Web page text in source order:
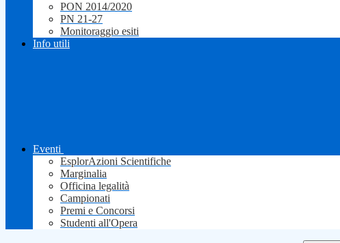
PON 2014/2020
PN 21-27
Monitoraggio esiti
Info utili
Eventi
EsplorAzioni Scientifiche
Marginalia
Officina legalità
Campionati
Premi e Concorsi
Studenti all'Opera